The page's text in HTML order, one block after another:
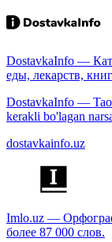
DostavkaInfo —
еды, лекарств,
DostavkaInfo —
kerakli bo'lagan
dostavkainfo.uz
Imlo.uz —
более 87 000 слов.